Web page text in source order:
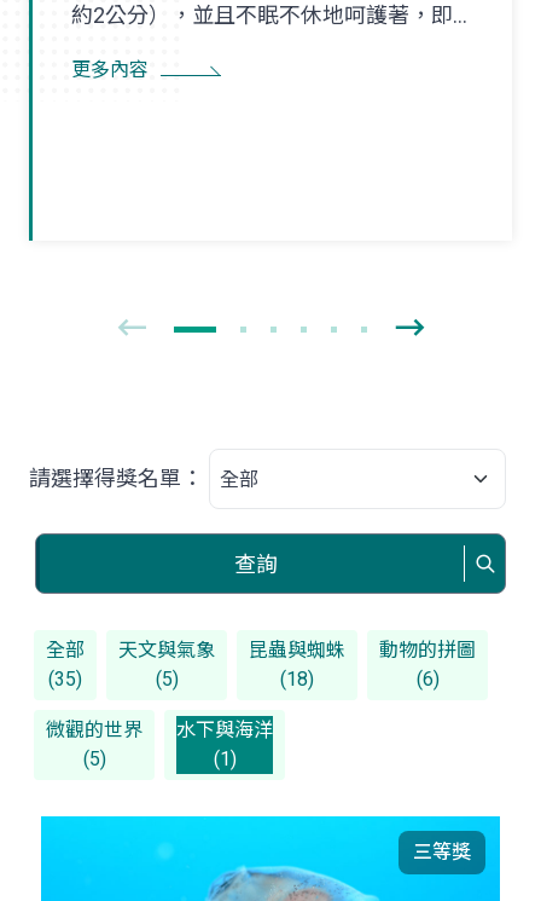
約2公分），並且不眠不休地呵護著，即
使尋找食物也是在一定範圍內，隨時防患
更多內容
請選擇得獎名單：
查詢
全部
(35)
天文與氣象
(5)
昆蟲與蜘蛛
(18)
動物的拼圖
(6)
微觀的世界
(5)
水下與海洋
(1)
三等獎